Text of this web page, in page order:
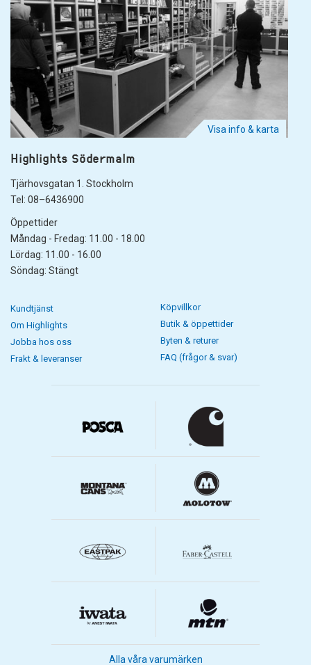
Visa info & karta
Highlights Södermalm
Tjärhovsgatan 1. Stockholm
Tel: 08–6436900
Öppettider
Måndag - Fredag: 11.00 - 18.00
Lördag: 11.00 - 16.00
Söndag: Stängt
Kundtjänst
Om Highlights
Jobba hos oss
Frakt & leveranser
Köpvillkor
Butik & öppettider
Byten & returer
FAQ (frågor & svar)
Alla våra varumärken